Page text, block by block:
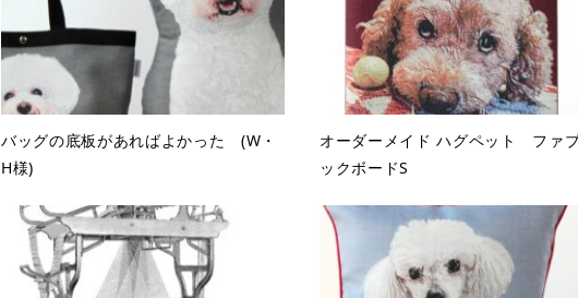
バッグの底板があればよかった (W・
H様)
オーダーメイド ハグペット ファ
ックボードS